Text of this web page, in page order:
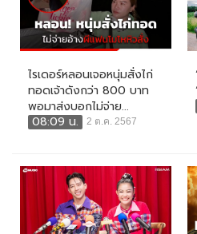
ไรเดอร์หลอนเจอหนุ่มสั่งไก่
ทอดเจ้าดังกว่า 800 บาท
พอมาส่งบอกไม่จ่าย...
08:09 น.
2 ต.ค. 2567